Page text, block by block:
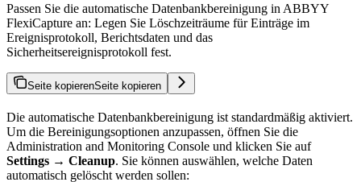
Passen Sie die automatische Datenbankbereinigung in ABBYY
FlexiCapture an: Legen Sie Löschzeiträume für Einträge im
Ereignisprotokoll, Berichtsdaten und das
Sicherheitsereignisprotokoll fest.
Seite kopierenSeite kopieren
Die automatische Datenbankbereinigung ist standardmäßig aktiviert.
Um die Bereinigungsoptionen anzupassen, öffnen Sie die
Administration and Monitoring Console und klicken Sie auf
Settings → Cleanup. Sie können auswählen, welche Daten
automatisch gelöscht werden sollen: